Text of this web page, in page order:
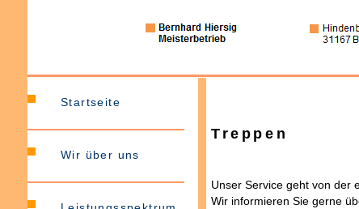
Startseite
Wir über uns
Treppen
Unser Service geht von der
Wir informieren Sie gerne